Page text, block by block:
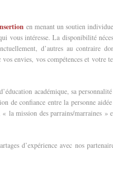
en menant un soutien
vous intéresse. La disponibilité
d’autres au contraire
envies, vos compétences et votre
académique, sa
de confiance entre la personne
la mission des parrains/marraines »
d’expérience avec nos